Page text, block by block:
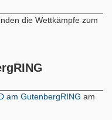
die Wettkämpfe zum
am GutenbergRING am